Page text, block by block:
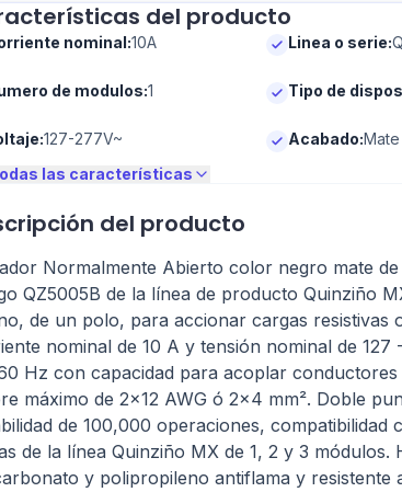
del producto
nominal:10A Linea o serie:
de modulos:1 Tipo de
:127-277V~ Acabado:Mate
las características
del producto
Normalmente Abierto color negro mate de
QZ5005B de la línea de producto Quinziño
de un polo, para accionar cargas resistivas
nominal de 10 A y tensión nominal de 127
Hz con capacidad para acoplar
máximo de 2x12 AWG ó 2x4 mm². Doble
de 100,000 operaciones, compatibilidad
de la línea Quinziño MX de 1, 2 y 3 módulos.
y polipropileno antiflama y resistente